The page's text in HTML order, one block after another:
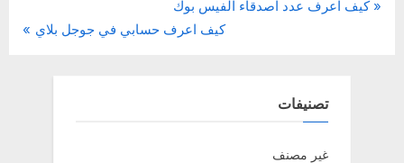
تصفّح
P
كيف اعرف عدد اصدقاء الفيس بوك
N
كيف اعرف حسابي في جوجل بلاي
تصنيفات
غير مصنف